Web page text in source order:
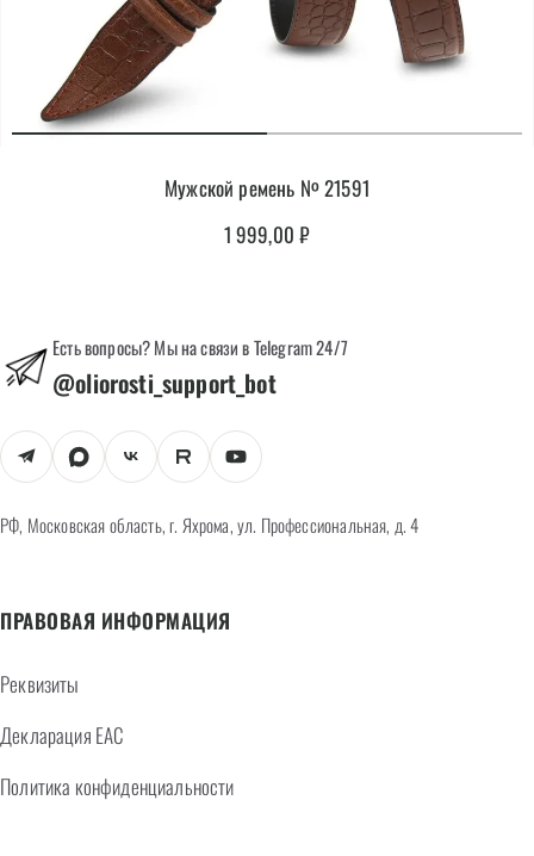
Мужской ремень № 21591
1 999,00₽
Есть вопросы? Мы на связи в Telegram 24/7
@oliorosti_support_bot
РФ, Московская область, г. Яхрома, ул. Профессиональная, д. 4
ПРАВОВАЯ ИНФОРМАЦИЯ
Реквизиты
Декларация EAC
Политика конфиденциальности